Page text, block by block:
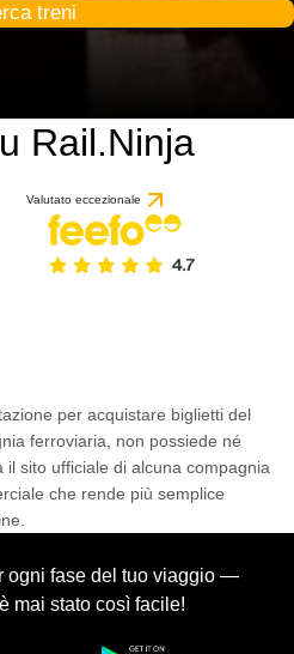
treni
Rail.Ninja
Valutato eccezionale
per acquistare biglietti del
ferroviaria, non possiede né
sito ufficiale di alcuna compagnia
che rende più semplice
ogni fase del tuo viaggio —
mai stato così facile!